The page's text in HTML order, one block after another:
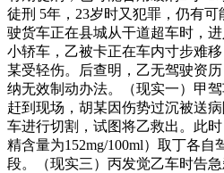
徒刑 5年，23岁时又犯罪，仍有
驶货车正在县城从干道超车时，
小轿车，乙被卡正在车内寸步难
某受轻伤。后查明，乙无驾驶资
纳无效制动办法。（现实一）甲
赶到现场，胡某因伤势过沉被送
车进行切割，试图将乙救出。此
精含量为152mg/100ml）取丁各自
段。（现实三）丙发觉乙车时告